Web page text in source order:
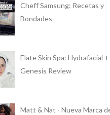
Cheff Samsung: Recetas y
Bondades
Elate Skin Spa: Hydrafacial
Genesis Review
Matt & Nat - Nueva Marca